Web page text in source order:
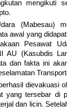
mengikuti
(Mabesau)
awal yang
Pesawat
AU (Kasubdis
dan fakta ini
dievakuasi
yang tersebar di
dan licin.